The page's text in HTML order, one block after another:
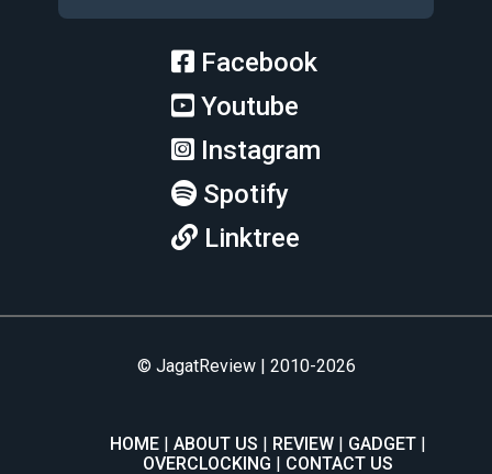
Facebook
Youtube
Instagram
Spotify
Linktree
© JagatReview | 2010-2026
HOME ABOUT US REVIEW
GADGET
OVERCLOCKING
CONTACT US